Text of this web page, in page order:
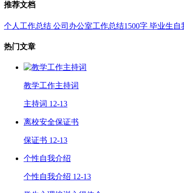
推荐文档
个人工作总结 公司办公室工作总结1500字 毕业生自
热门文章
教学工作主持词
主持词 12-13
离校安全保证书
保证书 12-13
个性自我介绍
个性自我介绍 12-13